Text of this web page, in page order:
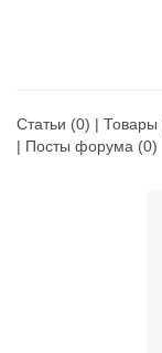
Статьи (0) | Товары
| Посты форума (0)